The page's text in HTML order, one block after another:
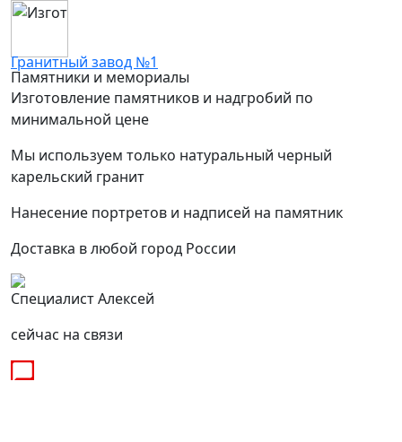
Гранитный завод №1
Памятники и мемориалы
Изготовление памятников и надгробий по
минимальной цене
Мы используем только натуральный черный
карельский гранит
Нанесение портретов и надписей на памятник
Доставка в любой город России
Специалист Алексей
сейчас на связи